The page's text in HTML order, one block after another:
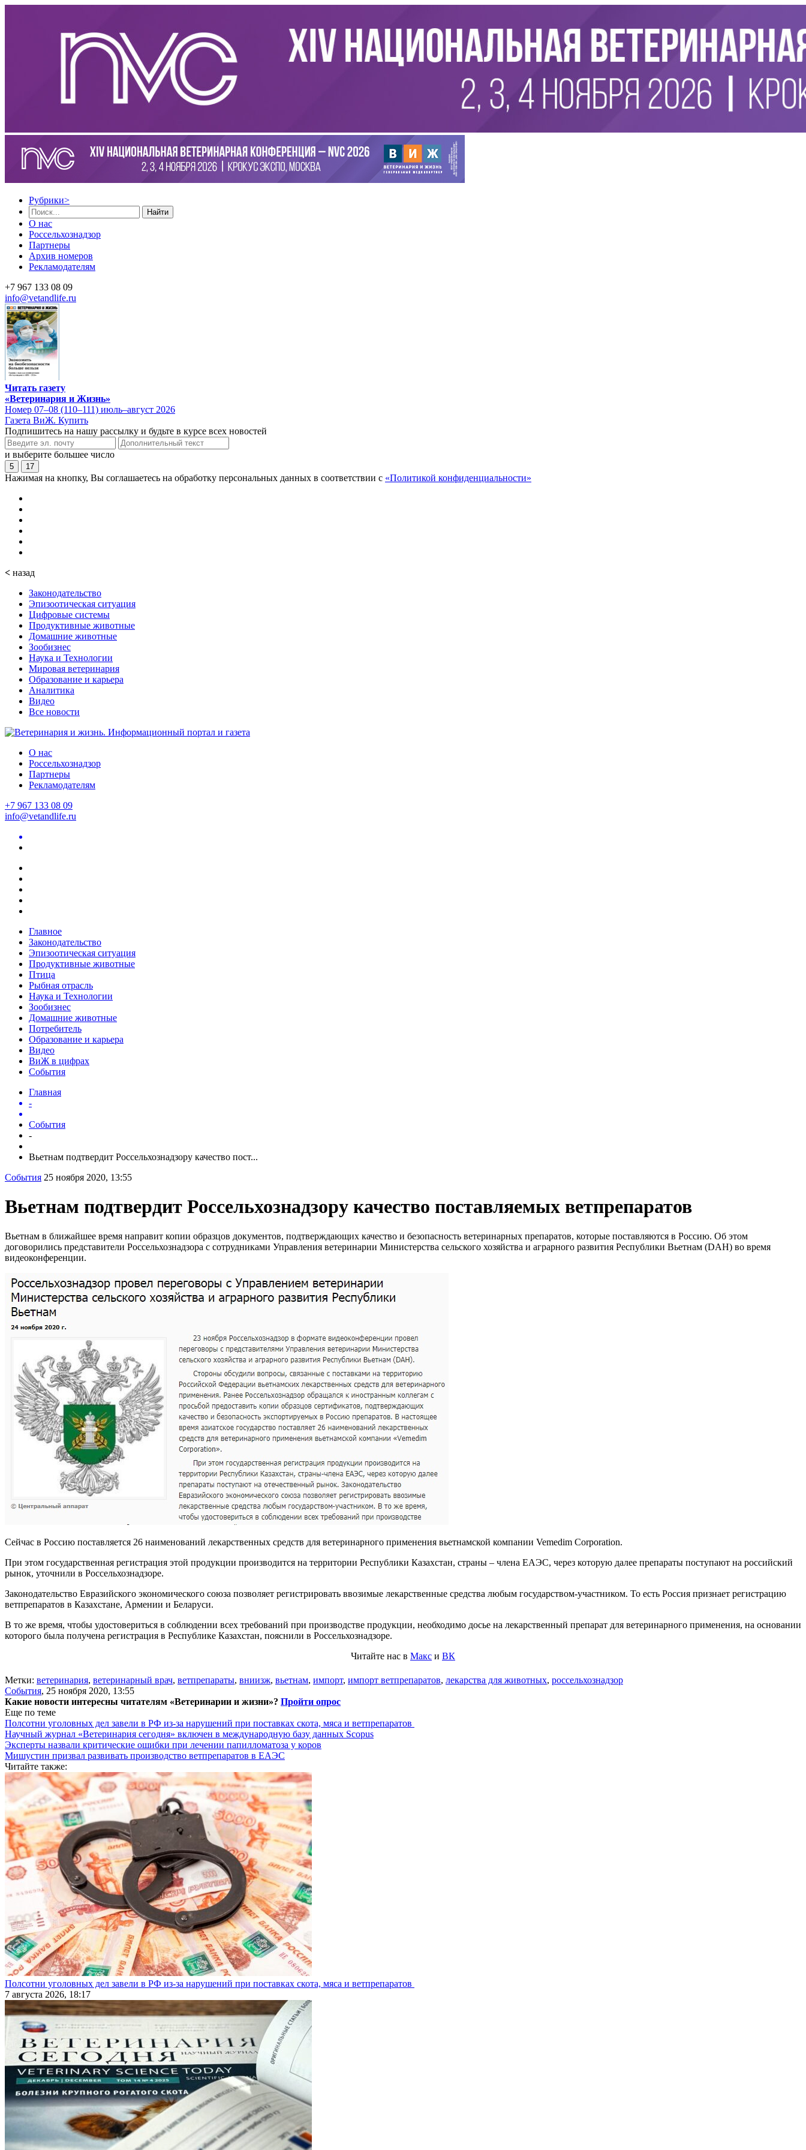
Рубрики>
Найти
О нас
Россельхознадзор
Партнеры
Архив номеров
Рекламодателям
+7 967 133 08 09
info@vetandlife.ru
Читать газету
«Ветеринария и Жизнь»
Номер 07–08 (110–111) июль–август 2026
Газета ВиЖ. Купить
Подпишитесь на нашу рассылку и будьте в курсе всех новостей
и выберите большее число
5 17
Нажимая на кнопку, Вы соглашаетесь на обработку персональных данных в соответствии с «Политикой конфиденциальности»
< назад
Законодательство
Эпизоотическая ситуация
Цифровые системы
Продуктивные животные
Домашние животные
Зообизнес
Наука и Технологии
Мировая ветеринария
Образование и карьера
Аналитика
Видео
Все новости
О нас
Россельхознадзор
Партнеры
Рекламодателям
+7 967 133 08 09
info@vetandlife.ru
Главное
Законодательство
Эпизоотическая ситуация
Продуктивные животные
Птица
Рыбная отрасль
Наука и Технологии
Зообизнес
Домашние животные
Потребитель
Образование и карьера
Видео
ВиЖ в цифрах
События
Главная
-
События
-
Вьетнам подтвердит Россельхознадзору качество пост...
События 25 ноября 2020, 13:55
Вьетнам подтвердит Россельхознадзору качество поставляемых ветпрепаратов
Вьетнам в ближайшее время направит копии образцов документов, подтверждающих качество и безопасность ветеринарных препаратов, которые поставляются в Россию. Об этом
договорились представители Россельхознадзора с сотрудниками Управления ветеринарии Министерства сельского хозяйства и аграрного развития Республики Вьетнам (DAH) во время
видеоконференции.
Сейчас в Россию поставляется 26 наименований лекарственных средств для ветеринарного применения вьетнамской компании Vemedim Corporation.
При этом государственная регистрация этой продукции производится на территории Республики Казахстан, страны – члена ЕАЭС, через которую далее препараты поступают на российский
рынок, уточнили в Россельхознадзоре.
Законодательство Евразийского экономического союза позволяет регистрировать ввозимые лекарственные средства любым государством-участником. То есть Россия признает регистрацию
ветпрепаратов в Казахстане, Армении и Беларуси.
В то же время, чтобы удостовериться в соблюдении всех требований при производстве продукции, необходимо досье на лекарственный препарат для ветеринарного применения, на основании
которого была получена регистрация в Республике Казахстан, пояснили в Россельхознадзоре.
Читайте нас в Макс и ВК
Метки: ветеринария, ветеринарный врач, ветпрепараты, вниизж, вьетнам, импорт, импорт ветпрепаратов, лекарства для животных, россельхознадзор
События, 25 ноября 2020, 13:55
Какие новости интересны читателям «Ветеринарии и жизни»? Пройти опрос
Еще по теме
Полсотни уголовных дел завели в РФ из-за нарушений при поставках скота, мяса и ветпрепаратов
Научный журнал «Ветеринария сегодня» включен в международную базу данных Scopus
Эксперты назвали критические ошибки при лечении папилломатоза у коров
Мишустин призвал развивать производство ветпрепаратов в ЕАЭС
Читайте также:
Полсотни уголовных дел завели в РФ из-за нарушений при поставках скота, мяса и ветпрепаратов
7 августа 2026, 18:17